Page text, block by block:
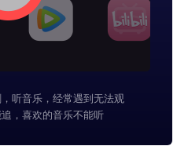
听音乐，经常遇到无法观
，喜欢的音乐不能听